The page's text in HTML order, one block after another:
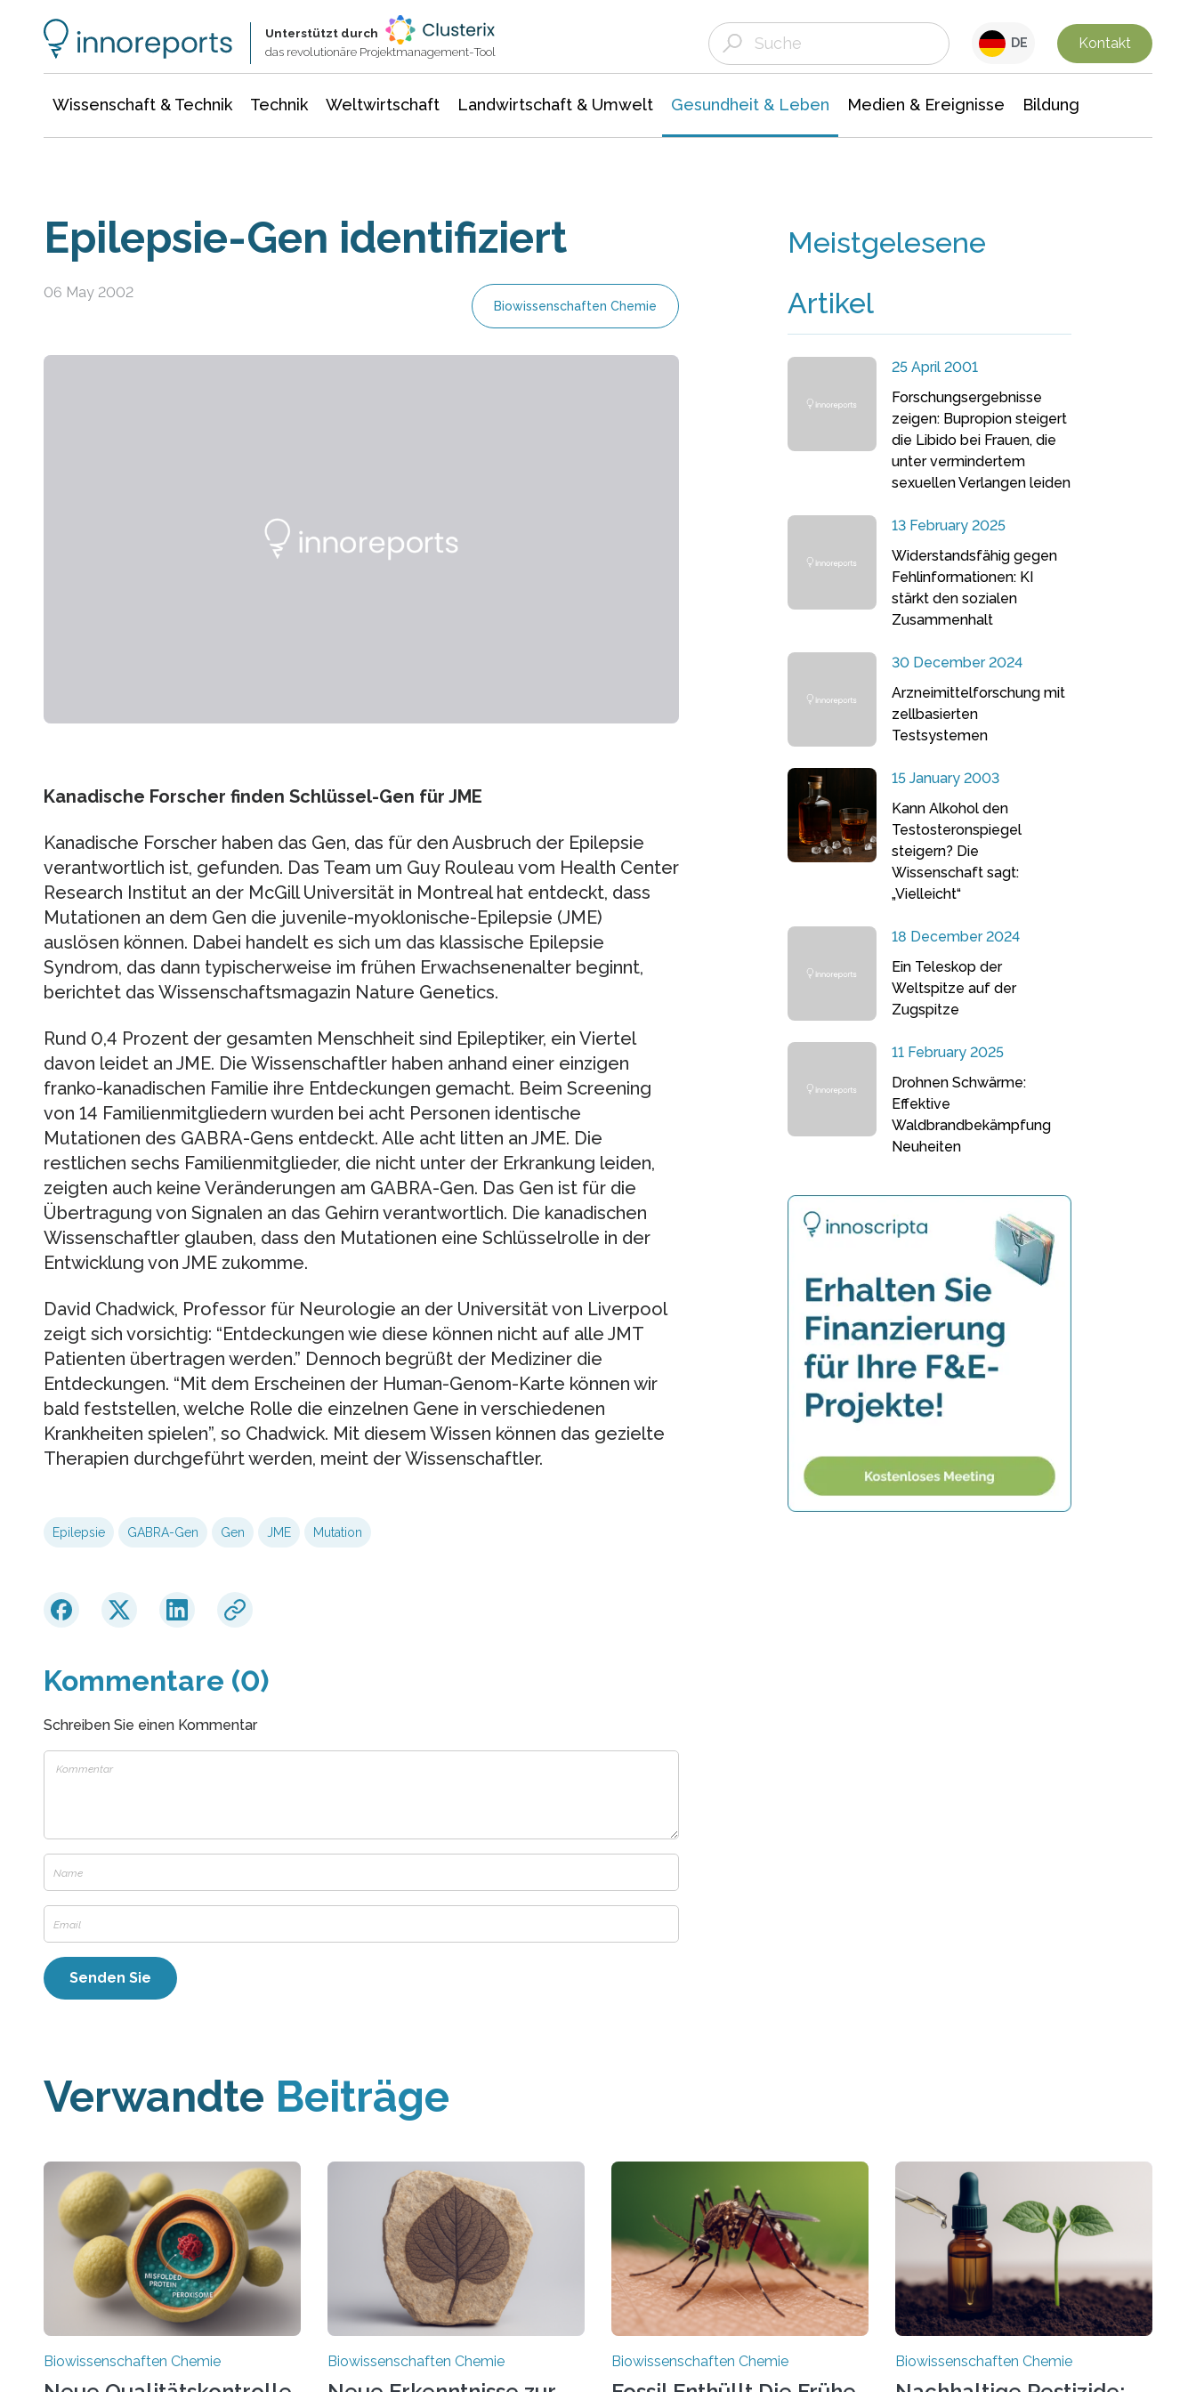
Unterstützt durch
das revolutionäre Projektmanagement-Tool
DE Kontakt
Wissenschaft & Technik Technik Weltwirtschaft Landwirtschaft & Umwelt Gesundheit & Leben Medien & Ereignisse Bildung
Epilepsie-Gen identifiziert
06 May 2002
Biowissenschaften Chemie
Kanadische Forscher finden Schlüssel-Gen für JME
Kanadische Forscher haben das Gen, das für den Ausbruch der Epilepsie
verantwortlich ist, gefunden. Das Team um Guy Rouleau vom Health Center
Research Institut an der McGill Universität in Montreal hat entdeckt, dass
Mutationen an dem Gen die juvenile-myoklonische-Epilepsie (JME)
auslösen können. Dabei handelt es sich um das klassische Epilepsie
Syndrom, das dann typischerweise im frühen Erwachsenenalter beginnt,
berichtet das Wissenschaftsmagazin Nature Genetics.
Rund 0,4 Prozent der gesamten Menschheit sind Epileptiker, ein Viertel
davon leidet an JME. Die Wissenschaftler haben anhand einer einzigen
franko-kanadischen Familie ihre Entdeckungen gemacht. Beim Screening
von 14 Familienmitgliedern wurden bei acht Personen identische
Mutationen des GABRA-Gens entdeckt. Alle acht litten an JME. Die
restlichen sechs Familienmitglieder, die nicht unter der Erkrankung leiden,
zeigten auch keine Veränderungen am GABRA-Gen. Das Gen ist für die
Übertragung von Signalen an das Gehirn verantwortlich. Die kanadischen
Wissenschaftler glauben, dass den Mutationen eine Schlüsselrolle in der
Entwicklung von JME zukomme.
David Chadwick, Professor für Neurologie an der Universität von Liverpool
zeigt sich vorsichtig: “Entdeckungen wie diese können nicht auf alle JMT
Patienten übertragen werden.” Dennoch begrüßt der Mediziner die
Entdeckungen. “Mit dem Erscheinen der Human-Genom-Karte können wir
bald feststellen, welche Rolle die einzelnen Gene in verschiedenen
Krankheiten spielen”, so Chadwick. Mit diesem Wissen können das gezielte
Therapien durchgeführt werden, meint der Wissenschaftler.
Epilepsie GABRA-Gen Gen JME Mutation
Kommentare (0)
Schreiben Sie einen Kommentar
Meistgelesene
Artikel
25 April 2001
Forschungsergebnisse
zeigen: Bupropion steigert
die Libido bei Frauen, die
unter vermindertem
sexuellen Verlangen leiden
13 February 2025
Widerstandsfähig gegen
Fehlinformationen: KI
stärkt den sozialen
Zusammenhalt
30 December 2024
Arzneimittelforschung mit
zellbasierten
Testsystemen
15 January 2003
Kann Alkohol den
Testosteronspiegel
steigern? Die
Wissenschaft sagt:
„Vielleicht“
18 December 2024
Ein Teleskop der
Weltspitze auf der
Zugspitze
11 February 2025
Drohnen Schwärme:
Effektive
Waldbrandbekämpfung
Neuheiten
Verwandte Beiträge
Biowissenschaften Chemie Biowissenschaften Chemie Biowissenschaften Chemie Biowissenschaften Chemie